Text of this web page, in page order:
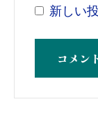
新しい